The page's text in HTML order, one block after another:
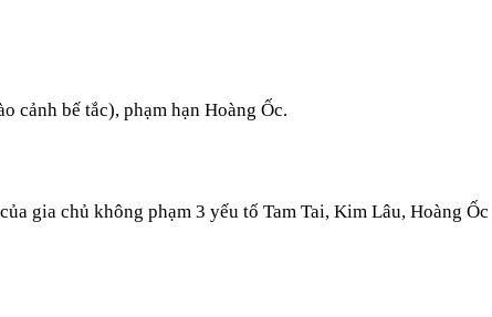
cảnh bế tắc), phạm hạn Hoàng Ốc.
gia chủ không phạm 3 yếu tố Tam Tai, Kim Lâu, Hoàng Ốc